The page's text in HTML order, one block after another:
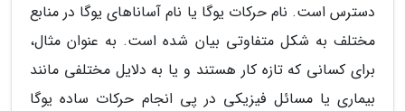
دسترس است. نام حرکات یوگا یا نام آساناهای یوگا در منابع
مختلف به شکل متفاوتی بیان شده است. به عنوان مثال،
برای کسانی که تازه کار هستند و یا به دلایل مختلفی مانند
بیماری یا مسائل فیزیکی در پی انجام حرکات ساده یوگا